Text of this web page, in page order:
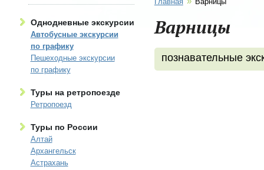
Однодневные экскурсии
Автобусные экскурсии
по графику
Пешеходные экскурсии
по графику
Туры на ретропоезде
Ретропоезд
Туры по России
Алтай
Архангельск
Астрахань
Варницы
познавательные